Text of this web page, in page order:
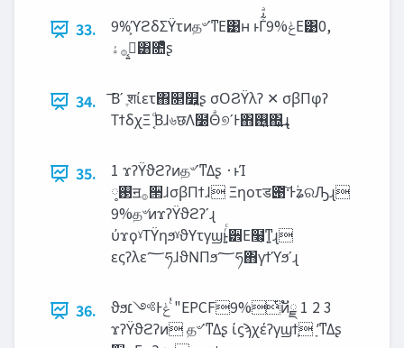
33.
9%͕ϓϩδΣΫτͷத৺ʹͳΕ͹ʜ ͱΓ͋͑ͣ9%‫ݟ‬Ε͹0,
ࡉ͔͍࡞‫ۀ‬͸೚ͤͯʂ
34.
͞Βʹ ֶशίετ΋௒௿͍ʂ σΟϨΫλʔ ✕ σβΠφʔ
ΤϯδχΞ ͔ͩΒɺ৬छΛ໰Θͣ୭ʹͰ΋࢖͍΍͍͢ɻ
35.
1 ϫʔΫϑϩʔͷத৺ʹͳΔʂ ·ͱΊ
࢓༷ॻ࡞੒ɺσβΠϯɺ Ξηοτड౉͠·Ͱ‫ؙ‬ʑରԠɻ
9%த৺ͷϫʔΫϑϩʔʹɻ
ύϫϙˠΤΫηϧˠϑΥτγϣͱ͍ͬͨ੾Ε໨͕ͳ͍ɻ
εςʔλε؅ཧɺϑΝΠϧ؅ཧ΋γϯϓϧʹɻ
36.
ϑϧ‫ͨ͑ݟͰ༻׆‬ "EPCF9%ͭͷັྗ 1 2 3
ϫʔΫϑϩʔͷ த৺ʹͳΔʂ ίϛϡχέʔγϣϯ͕ ָʹͳΔʂ